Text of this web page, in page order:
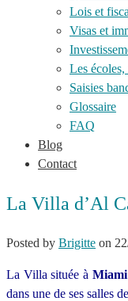
Lois et
Visas et
Les
Saisies
Glossaire
FAQ
Blog
Contact
La Villa d’Al
Posted by Brigitte on
La Villa située à Miami
dans une de ses salles